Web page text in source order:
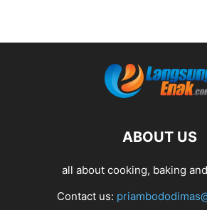
ABOUT US
all about cooking, baking
Contact us: